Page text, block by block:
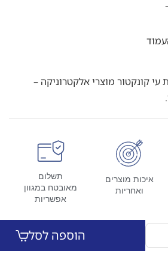
מוצרי אלקטרוניקה –
תשלום
מאובטח במגוון
הוספה לסל